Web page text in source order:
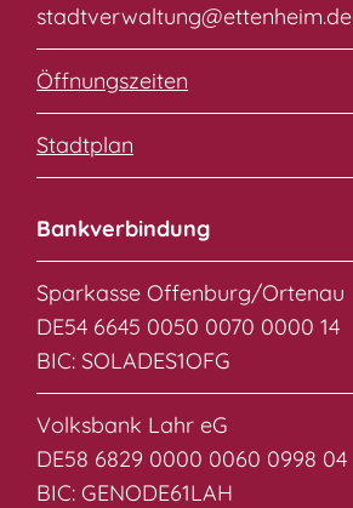
stadtverwaltung@ettenheim.de
Öffnungszeiten
Stadtplan
Bankverbindung
Sparkasse Offenburg/Ortenau
DE54 6645 0050 0070 0000 14
BIC: SOLADES1OFG
Volksbank Lahr eG
DE58 6829 0000 0060 0998 04
BIC: GENODE61LAH